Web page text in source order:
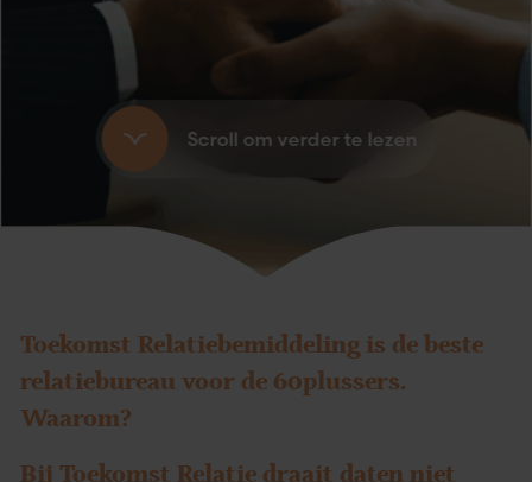
Scroll om verder te lezen
Toekomst Relatiebemiddeling is de beste
relatiebureau voor de 60plussers.
Waarom?
Bij Toekomst Relatie draait daten niet